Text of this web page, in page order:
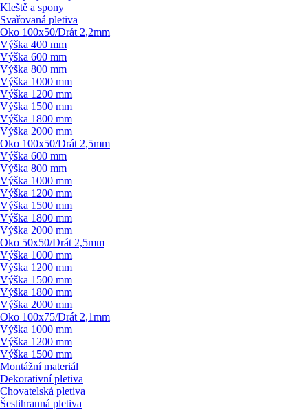
Kleště a spony
Svařovaná pletiva
Oko 100x50/Drát 2,2mm
Výška 400 mm
Výška 600 mm
Výška 800 mm
Výška 1000 mm
Výška 1200 mm
Výška 1500 mm
Výška 1800 mm
Výška 2000 mm
Oko 100x50/Drát 2,5mm
Výška 600 mm
Výška 800 mm
Výška 1000 mm
Výška 1200 mm
Výška 1500 mm
Výška 1800 mm
Výška 2000 mm
Oko 50x50/Drát 2,5mm
Výška 1000 mm
Výška 1200 mm
Výška 1500 mm
Výška 1800 mm
Výška 2000 mm
Oko 100x75/Drát 2,1mm
Výška 1000 mm
Výška 1200 mm
Výška 1500 mm
Montážní materiál
Dekorativní pletiva
Chovatelská pletiva
Šestihranná pletiva